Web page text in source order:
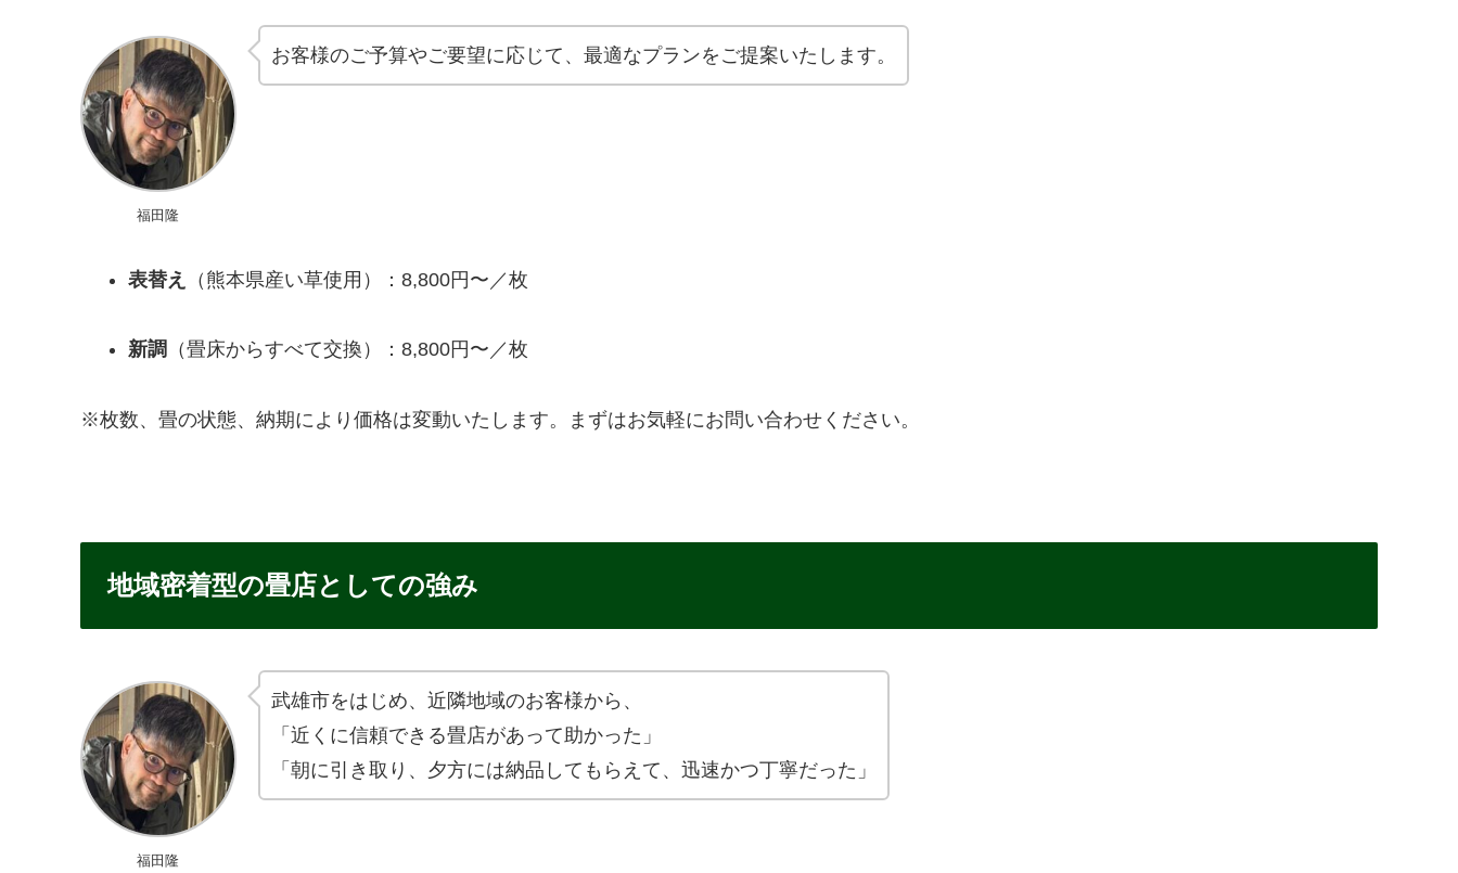
福田隆
お客様のご予算やご要望に応じて、最適なプランをご提案いたします。
表替え （熊本県産い草使用）：8,800円〜／枚
新調 （畳床からすべて交換）：8,800円〜／枚
※枚数、畳の状態、納期により価格は変動いたします。まずはお気軽にお問い合わせください。
地域密着型の畳店としての強み
福田隆
武雄市をはじめ、近隣地域のお客様から、
「近くに信頼できる畳店があって助かった」
「朝に引き取り、夕方には納品してもらえて、迅速かつ丁寧だった」